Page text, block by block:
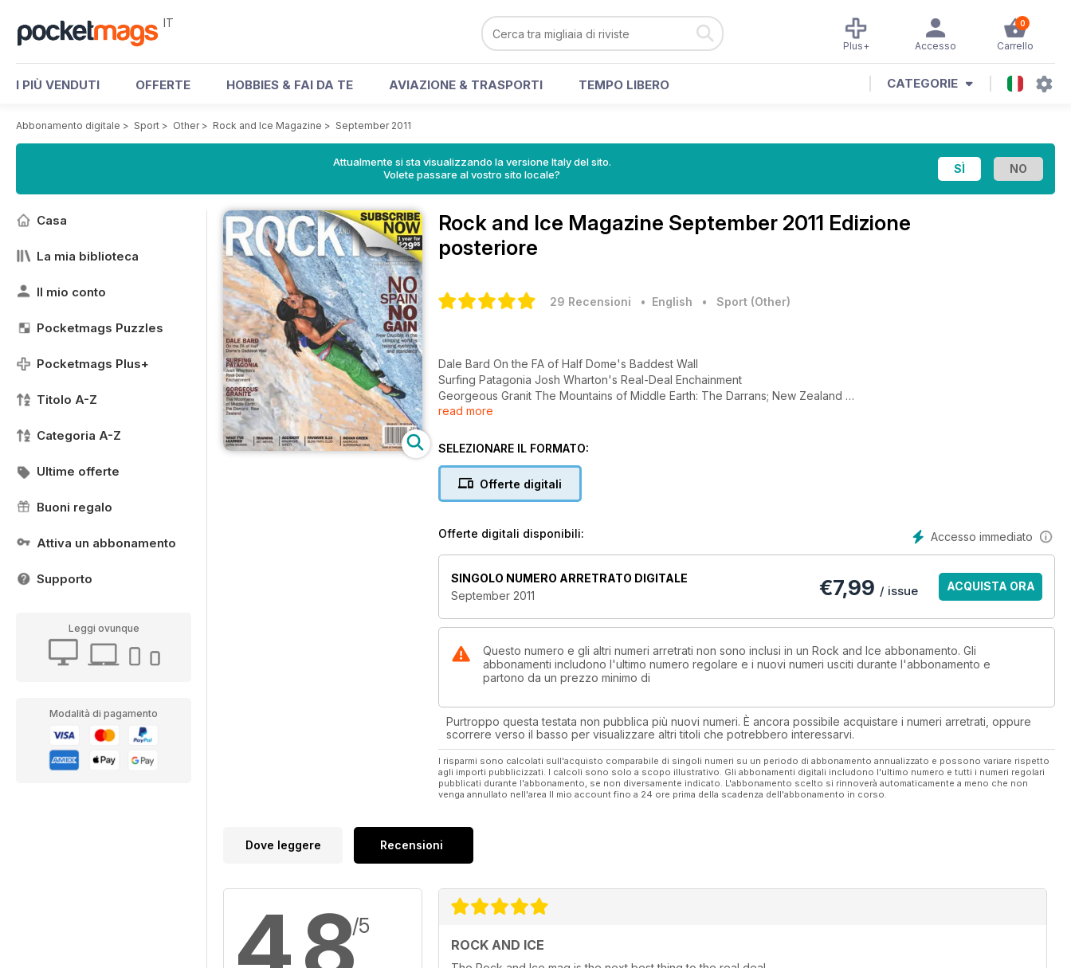
IT 0
Carrello
Accesso
Plus+
I PIÙ VENDUTI OFFERTE HOBBIES & FAI DA TE AVIAZIONE & TRASPORTI TEMPO LIBERO CATEGORIE
Abbonamento digitale > Sport > Other> Rock and Ice Magazine > September 2011
Attualmente si sta visualizzando la versione Italy del sito.
Volete passare al vostro sito locale?
Casa
La mia biblioteca
Il mio conto
Pocketmags Puzzles
Pocketmags Plus+
Titolo A-Z
Categoria A-Z
Ultime offerte
Buoni regalo
Attiva un abbonamento
Supporto
Leggi ovunque
Modalità di pagamento
Rock and Ice Magazine September 2011 Edizione
posteriore
29 Recensioni • English • Sport (Other)
Dale Bard On the FA of Half Dome's Baddest Wall
Surfing Patagonia Josh Wharton's Real-Deal Enchainment
Georgeous Granit The Mountains of Middle Earth: The Darrans; New Zealand
No Spain No Gain New Crucible in the Climbing World is Raising Eyebrows and Standards
read more
SELEZIONARE IL FORMATO:
Offerte digitali
Accesso immediato
Offerte digitali disponibili:
SINGOLO NUMERO ARRETRATO DIGITALE
September 2011
€7,99 / issue ACQUISTA ORA
Questo numero e gli altri numeri arretrati non sono inclusi in un Rock and Ice abbonamento. Gli
abbonamenti includono l'ultimo numero regolare e i nuovi numeri usciti durante l'abbonamento e
partono da un prezzo minimo di
Purtroppo questa testata non pubblica più nuovi numeri. È ancora possibile acquistare i numeri arretrati, oppure
scorrere verso il basso per visualizzare altri titoli che potrebbero interessarvi.
I risparmi sono calcolati sull'acquisto comparabile di singoli numeri su un periodo di abbonamento annualizzato e possono variare rispetto
agli importi pubblicizzati. I calcoli sono solo a scopo illustrativo. Gli abbonamenti digitali includono l'ultimo numero e tutti i numeri regolari
pubblicati durante l'abbonamento, se non diversamente indicato. L'abbonamento scelto si rinnoverà automaticamente a meno che non
venga annullato nell'area Il mio account fino a 24 ore prima della scadenza dell'abbonamento in corso.
Dove leggere Recensioni
4,8/5
ROCK AND ICE